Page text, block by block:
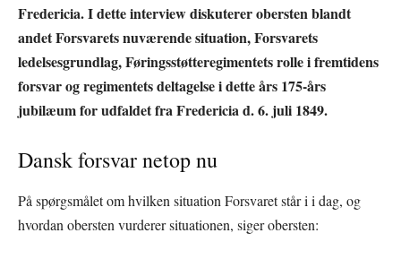
Fredericia. I dette interview diskuterer obersten blandt
andet Forsvarets nuværende situation, Forsvarets
ledelsesgrundlag, Føringsstøtteregimentets rolle i fremtidens
forsvar og regimentets deltagelse i dette års 175-års
jubilæum for udfaldet fra Fredericia d. 6. juli 1849.
Dansk forsvar netop nu
På spørgsmålet om hvilken situation Forsvaret står i i dag, og
hvordan obersten vurderer situationen, siger obersten: